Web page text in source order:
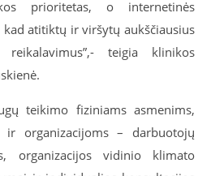
prioritetas, o internetinės
atitiktų ir viršytų aukščiausius
reikalavimus”,- teigia klinikos
teikimo fiziniams asmenims,
ir organizacijoms – darbuotojų
organizacijos vidinio klimato